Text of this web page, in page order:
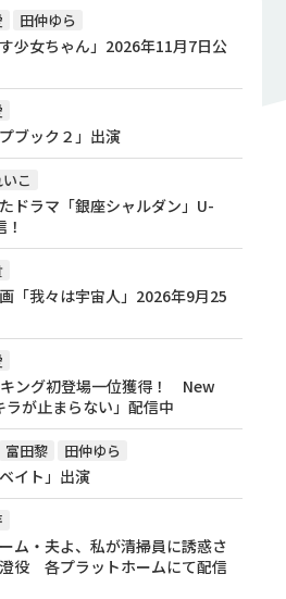
少女ちゃん」2026年11月7日公
田仲ゆら
ブック２」出演
ドラマ「銀座シャルダン」U-
こ
「我々は宇宙人」2026年9月25
ング初登場一位獲得！ New
が止まらない」配信中
イト」出演
富田黎 田仲ゆら
ム・夫よ、私が清掃員に誘惑さ
役 各プラットホームにて配信